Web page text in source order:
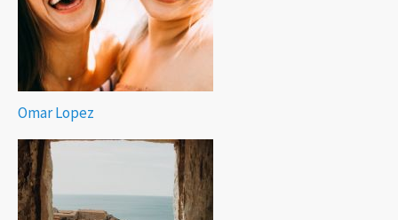
Omar Lopez